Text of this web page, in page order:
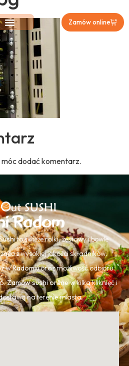
Zamów online
móc dodać komentarz.
Radom
to świeże rolki, zestawy i bowle
z wysokiej jakości składników.
w Radomiuoraz możliwość odbioru
Zamów sushi onlinew kilka kliknięć i
na terenie miasta.